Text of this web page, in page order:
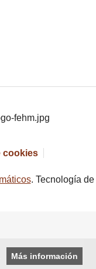
cookies
. Tecnología de
Más información